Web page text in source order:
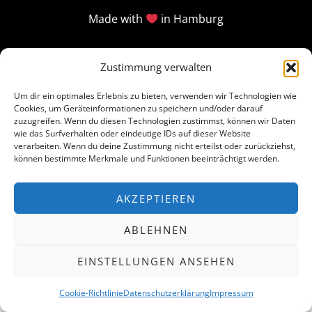
Zustimmung verwalten
Um dir ein optimales Erlebnis zu bieten, verwenden wir Technologien wie
Cookies, um Geräteinformationen zu speichern und/oder darauf
zuzugreifen. Wenn du diesen Technologien zustimmst, können wir Daten
wie das Surfverhalten oder eindeutige IDs auf dieser Website
verarbeiten. Wenn du deine Zustimmung nicht erteilst oder zurückziehst,
können bestimmte Merkmale und Funktionen beeinträchtigt werden.
AKZEPTIEREN
ABLEHNEN
EINSTELLUNGEN ANSEHEN
Cookie-RichtlinieDatenschutzerklärungImpressum
Made with in Hamburg